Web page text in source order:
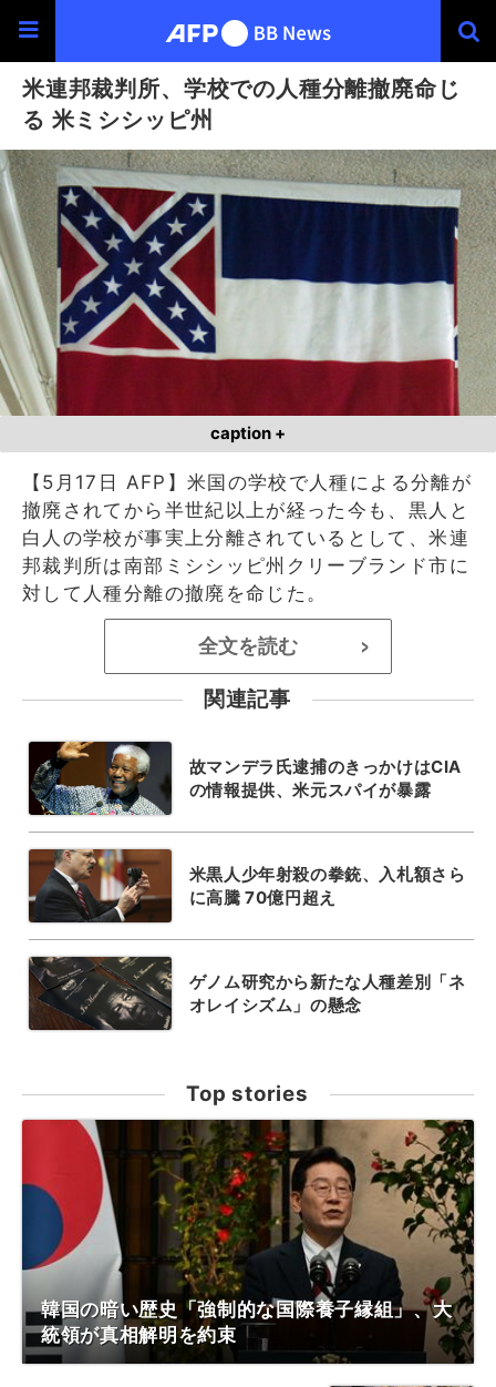
米連邦裁判所、学校での人種分離撤廃命じ
る 米ミシシッピ州
caption +
【5月17日 AFP】米国の学校で人種による分離が
撤廃されてから半世紀以上が経った今も、黒人と
白人の学校が事実上分離されているとして、米連
邦裁判所は南部ミシシッピ州クリーブランド市に
対して人種分離の撤廃を命じた。
全文を読む >
関連記事
故マンデラ氏逮捕のきっかけはCIA
の情報提供、米元スパイが暴露
米黒人少年射殺の拳銃、入札額さら
に高騰 70億円超え
ゲノム研究から新たな人種差別「ネ
オレイシズム」の懸念
Top stories
韓国の暗い歴史「強制的な国際養子縁組」、大
統領が真相解明を約束